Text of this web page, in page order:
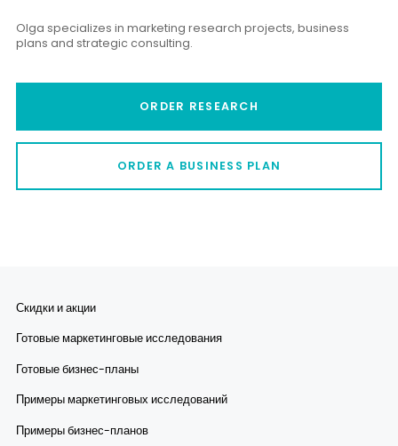
Olga specializes in marketing research projects, business
plans and strategic consulting.
ORDER RESEARCH
ORDER A BUSINESS PLAN
Скидки и акции
Готовые маркетинговые исследования
Готовые бизнес-планы
Примеры маркетинговых исследований
Примеры бизнес-планов